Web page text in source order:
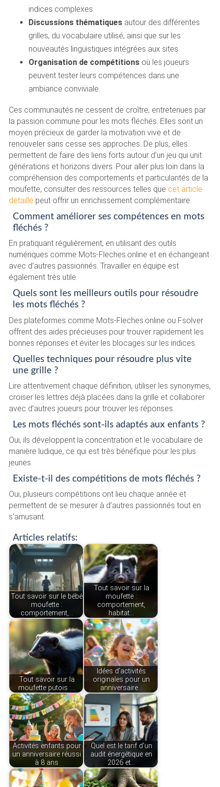
indices complexes.
Discussions thématiquesautour des différentes
grilles, du vocabulaire utilisé, ainsi que sur les
nouveautés linguistiques intégrées aux sites.
Organisation de compétitionsoù les joueurs
peuvent tester leurs compétences dans une
ambiance conviviale.
Ces communautés ne cessent de croître, entretenues par
la passion commune pour les mots fléchés. Elles sont un
moyen précieux de garder la motivation vive et de
renouveler sans cesse ses approches. De plus, elles
permettent de faire des liens forts autour d’un jeu qui unit
générations et horizons divers. Pour aller plus loin dans la
compréhension des comportements et particularités de la
moufette, consulter des ressources telles que cet article
détaillé peut offrir un enrichissement complémentaire.
Comment améliorer ses compétences en mots
fléchés ?
En pratiquant régulièrement, en utilisant des outils
numériques comme Mots-Fleches.online et en échangeant
avec d’autres passionnés. Travailler en équipe est
également très utile.
Quels sont les meilleurs outils pour résoudre
les mots fléchés ?
Des plateformes comme Mots-Fleches.online ou Fsolver
offrent des aides précieuses pour trouver rapidement les
bonnes réponses et éviter les blocages sur les indices.
Quelles techniques pour résoudre plus vite
une grille ?
Lire attentivement chaque définition, utiliser les synonymes,
croiser les lettres déjà placées dans la grille et collaborer
avec d’autres joueurs pour trouver les réponses.
Les mots fléchés sont-ils adaptés aux enfants ?
Oui, ils développent la concentration et le vocabulaire de
manière ludique, ce qui est très bénéfique pour les plus
jeunes.
Existe-t-il des compétitions de mots fléchés ?
Oui, plusieurs compétitions ont lieu chaque année et
permettent de se mesurer à d’autres passionnés tout en
s’amusant.
Articles relatifs:
Tout savoir sur le bébé
moufette :
comportement,…
Tout savoir sur la
moufette :
comportement,
habitat…
Tout savoir sur la
moufette putois :…
Idées d’activités
originales pour un
anniversaire…
Activités enfants pour
un anniversaire réussi
à 8 ans
Quel est le tarif d'un
audit énergétique en
2026 et…